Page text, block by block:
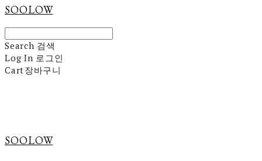
SOOLOW
Search 검색
Log In 로그인
Cart장바구니
SOOLOW